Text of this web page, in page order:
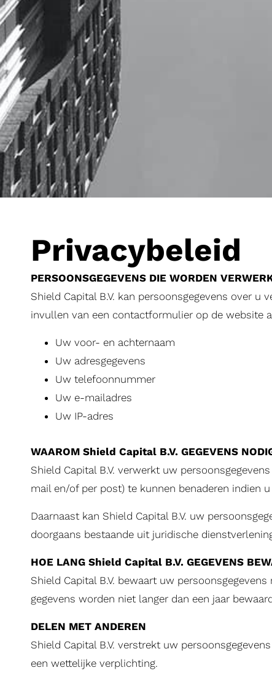
Privacybeleid
PERSOONSGEGEVENS DIE WORDEN
Shield Capital B.V. kan persoonsgegevens over
invullen van een contactformulier op de website
Uw voor- en achternaam
Uw adresgegevens
Uw telefoonnummer
Uw e-mailadres
Uw IP-adres
WAAROM Shield Capital B.V. GEGEVENS
Shield Capital B.V. verwerkt uw
mail en/of per post) te kunnen benaderen indien
Daarnaast kan Shield Capital B.V. uw
doorgaans bestaande uit juridische
HOE LANG Shield Capital B.V. GEGEVENS
Shield Capital B.V. bewaart uw
gegevens worden niet langer dan een jaar
DELEN MET ANDEREN
Shield Capital B.V. verstrekt uw
een wettelijke verplichting.